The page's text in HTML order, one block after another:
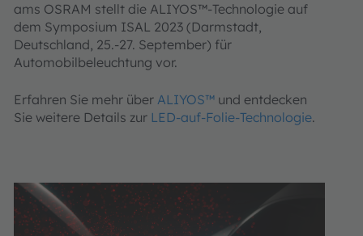
ams OSRAM stellt die ALIYOS™-Technologie auf
dem Symposium ISAL 2023 (Darmstadt,
Deutschland, 25.-27. September) für
Automobilbeleuchtung vor.
Erfahren Sie mehr über ALIYOS™ und entdecken
Sie weitere Details zur LED-auf-Folie-Technologie.